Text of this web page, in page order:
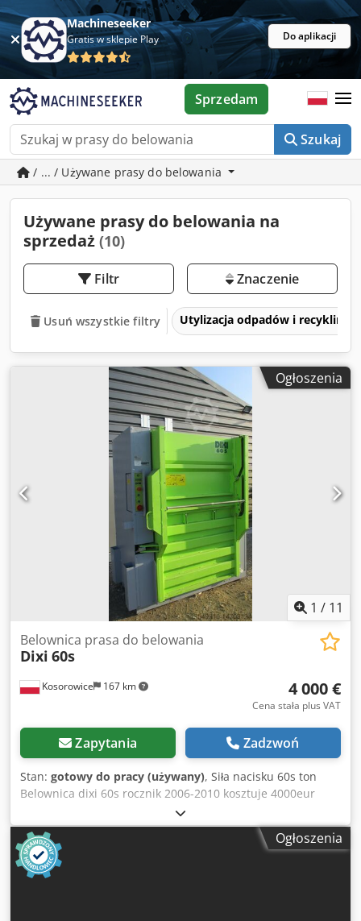
Machineseeker
Gratis w sklepie Play Do aplikacji
Szukaj
Sprzedam
/ ... / Używane prasy do belowania
Używane prasy do belowania na
sprzedaż (10)
Filtr Znaczenie
Usuń wszystkie filtry Utylizacja odpadów i recykling
Ogłoszenia
1 / 11
Kosorowice 167 km
Belownica prasa do belowania
Dixi 60s
4 000 €
Cena stała plus VAT
Zapytania Zadzwoń
Stan: gotowy do pracy (używany), Siła nacisku 60s ton
Belownica dixi 60s rocznik 2006-2010 kosztuje 4000eur
ROCZNIK 2017-2019 kosztuje 5000eur Dksdpfx Aora
Nqhsbqjr wymiar belki 120 x 80 x 110cm wymiar prasy
1900 x 1400 x 2200 - wysokość waga prasy ok 2430kg waga
belki do 500kg podgrzewanie oleju silnik 7,5kw Belownica
Nowa powystawowa kosztuje 11 000eur
Ogłoszenia